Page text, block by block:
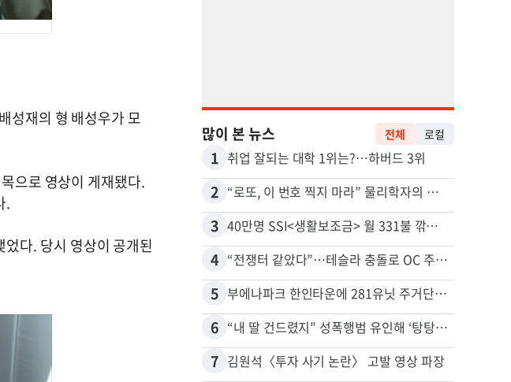
성재의 형 배성우가 모
으로 영상이 게재됐다.
.
다. 당시 영상이 공개된
많이 본 뉴스 전체 로컬
1 취업 잘되는 대학 1위는?…하버드 3위
2 “로또, 이 번호 찍지 마라” 물리학자의 당첨금 높이는 비밀
3 40만명 SSI<생활보조금> 월 331불 깎이나
4 “전쟁터 같았다”…테슬라 충돌로 OC 주택 4채 파손
5 부에나파크 한인타운에 281유닛 주거단지 들어선다
6 “내 딸 건드렸지” 성폭행범 유인해 ‘탕탕’…아빠의 복수 결말
7 김원석〈투자 사기 논란〉 고발 영상 파장